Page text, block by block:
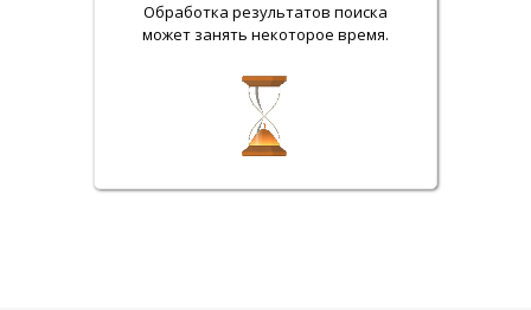
Обработка результатов поиска
может занять некоторое время.